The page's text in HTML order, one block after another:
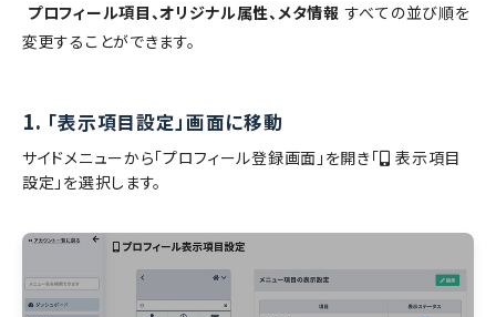
プロフィール項目、オリジナル属性、メタ情報 すべての並び順を
変更することができます。
1. 「表示項目設定」画面に移動
サイドメニューから「プロフィール登録画面」を開き「
表示項目
設定」を選択します。